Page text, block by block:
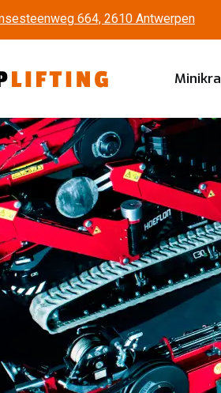
664, 2610 Antwerpen